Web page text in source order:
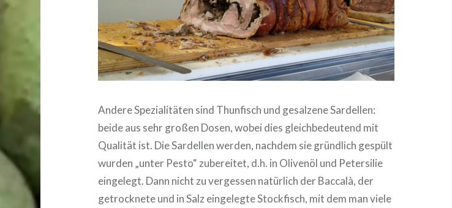
Andere Spezialitäten sind Thunfisch und gesalzene Sardellen:
beide aus sehr großen Dosen, wobei dies gleichbedeutend mit
Qualität ist. Die Sardellen werden, nachdem sie gründlich gespült
wurden „unter Pesto“ zubereitet, d.h. in Olivenöl und Petersilie
eingelegt. Dann nicht zu vergessen natürlich der Baccalà, der
getrocknete und in Salz eingelegte Stockfisch, mit dem man viele